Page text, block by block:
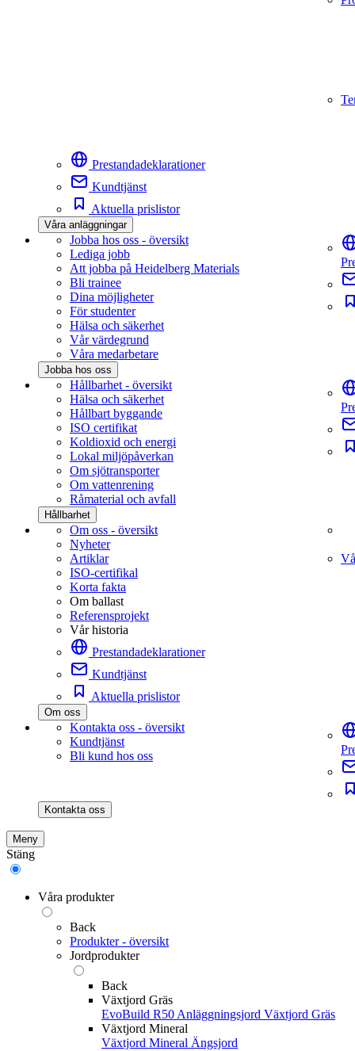
Prestandadeklarationer
Kundtjänst
Aktuella prislistor
Våra anläggningar
Jobba hos oss - översikt
Lediga jobb
Att jobba på Heidelberg Materials
Bli trainee
Dina möjligheter
För studenter
Hälsa och säkerhet
Vår värdegrund
Våra medarbetare
Jobba hos oss
Hållbarhet - översikt
Hälsa och säkerhet
Hållbart byggande
ISO certifikat
Koldioxid och energi
Lokal miljöpåverkan
Om sjötransporter
Om vattenrening
Råmaterial och avfall
Hållbarhet
Om oss - översikt
Nyheter
Artiklar
ISO-certifikal
Korta fakta
Om ballast
Referensprojekt
Vår historia
Prestandadeklarationer
Kundtjänst
Aktuella prislistor
Om oss
Kontakta oss - översikt
Kundtjänst
Bli kund hos oss
Kontakta oss
Meny
Stäng
Våra produkter
Back
Produkter - översikt
Jordprodukter
Back
Växtjord Gräs
EvoBuild R50 Anläggningsjord Växtjord Gräs
Växtjord Mineral
Växtjord Mineral Ängsjord